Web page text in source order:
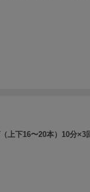
上下16〜20本）10分×3